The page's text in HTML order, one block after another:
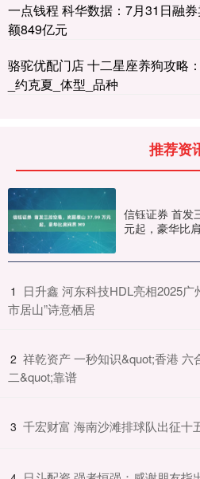
一点钱程 科华数据：7月31日融
额849亿元
骆驼优配门店 十二星座养狗攻略
_约克夏_体型_品种
推荐资
信钰证券 首发
元起，豪华比
1
日升鑫 河东科技HDL亮相2025
市居山”诗意栖居
2 祥乾资产 一秒知识&quot;香港 六
二&quot;靠谱
3 千宏财富 海南沙滩排球队出征十